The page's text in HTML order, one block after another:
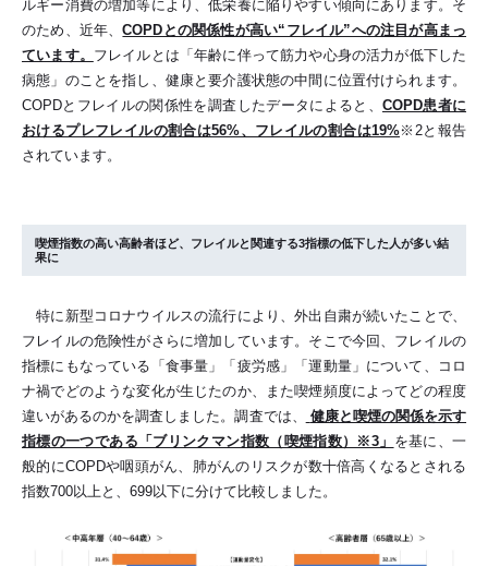
ルギー消費の増加等により、低栄養に陥りやすい傾向にあります。そ
のため、近年、COPDとの関係性が高い“フレイル”への注目が高まっ
ています。 フレイルとは「年齢に伴って筋力や心身の活力が低下した
病態」のことを指し、健康と要介護状態の中間に位置付けられます。
COPDとフレイルの関係性を調査したデータによると、 COPD患者に
おけるプレフレイルの割合は56%、フレイルの割合は19%※2と報告
されています。
喫煙指数の高い高齢者ほど、フレイルと関連する3指標の低下した人が多い結
果に
特に新型コロナウイルスの流行により、外出自粛が続いたことで、
フレイルの危険性がさらに増加しています。そこで今回、フレイルの
指標にもなっている「食事量」「疲労感」「運動量」について、コロ
ナ禍でどのような変化が生じたのか、また喫煙頻度によってどの程度
違いがあるのかを調査しました。調査では、
健康と喫煙の関係を示す
指標の一つである「ブリンクマン指数（喫煙指数）※3」 を基に、一
般的にCOPDや咽頭がん、肺がんのリスクが数十倍高くなるとされる
指数700以上と、699以下に分けて比較しました。